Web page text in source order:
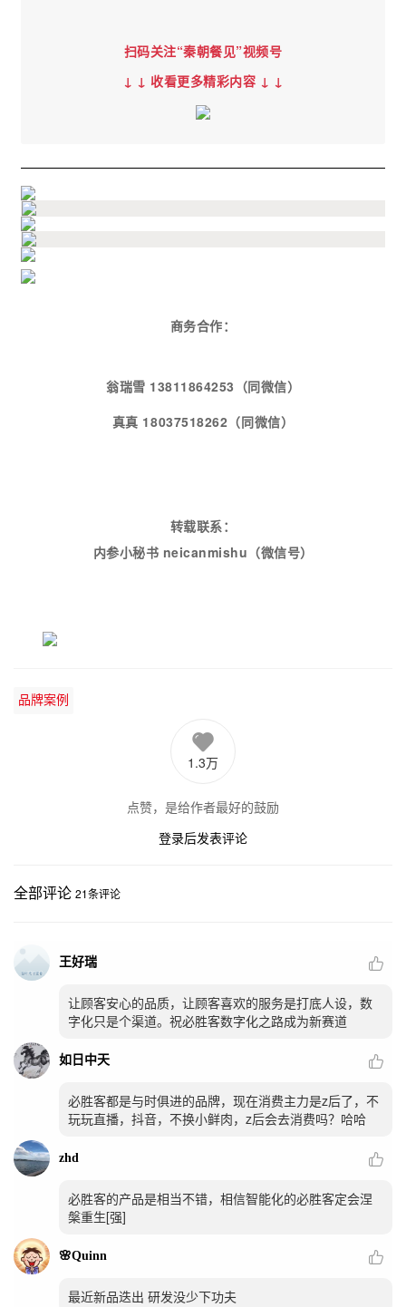
扫码关注“秦朝餐见”视频号
↓ ↓ 收看更多精彩内容 ↓ ↓
商务合作：
翁瑞雪 13811864253（同微信）
真真 18037518262（同微信）
转载联系：
内参小秘书 neicanmishu （微信号）
品牌案例
1.3万
点赞，是给作者最好的鼓励
登录后发表评论
全部评论 21条评论
王好瑞
让顾客安心的品质，让顾客喜欢的服务是打底人设，数
字化只是个渠道。祝必胜客数字化之路成为新赛道
如日中天
必胜客都是与时俱进的品牌，现在消费主力是z后了，不
玩玩直播，抖音，不换小鲜肉，z后会去消费吗？哈哈
zhd
必胜客的产品是相当不错，相信智能化的必胜客定会涅
槃重生[强]
🌸Quinn
最近新品迭出 研发没少下功夫